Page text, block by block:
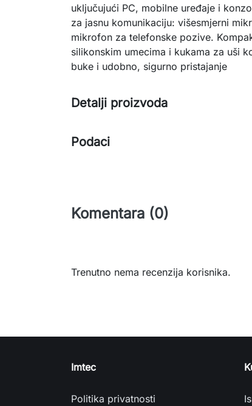
uključujući PC, mobilne uređaje i
za jasnu komunikaciju: višesmjerni
mikrofon za telefonske pozive.
silikonskim umecima i kukama za uši
buke i udobno, sigurno pristajanje
Detalji proizvoda
Podaci
Komentara (0)
Trenutno nema recenzija korisnika.
Imtec
Politika privatnosti